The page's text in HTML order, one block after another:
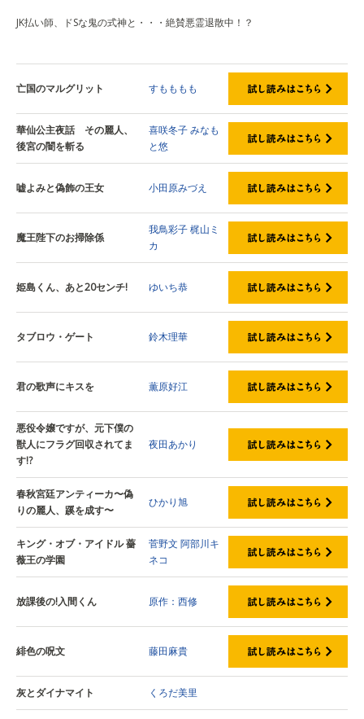
JK払い師、ドSな鬼の式神と・・・絶賛悪霊退散中！？
亡国のマルグリット すもももも
華仙公主夜話 その麗人、
後宮の闇を斬る
喜咲冬子みなも
と悠
嘘よみと偽飾の王女 小田原みづえ
魔王陛下のお掃除係
我鳥彩子梶山ミ
カ
姫島くん、あと20センチ! ゆいち恭
タブロウ・ゲート 鈴木理華
君の歌声にキスを 薫原好江
悪役令嬢ですが、元下僕の
獣人にフラグ回収されてま
す!?
夜田あかり
春秋宮廷アンティーカ〜偽
りの麗人、蹊を成す〜
ひかり旭
キング・オブ・アイドル 薔
薇王の学園
菅野文 阿部川キ
ネコ
放課後の!入間くん 原作：西修
緋色の呪文 藤田麻貴
灰とダイナマイト くろだ美里